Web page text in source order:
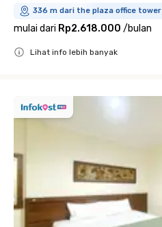
336 m dari the plaza office tower
mulai dari Rp2.618.000 /bulan
Lihat info lebih banyak